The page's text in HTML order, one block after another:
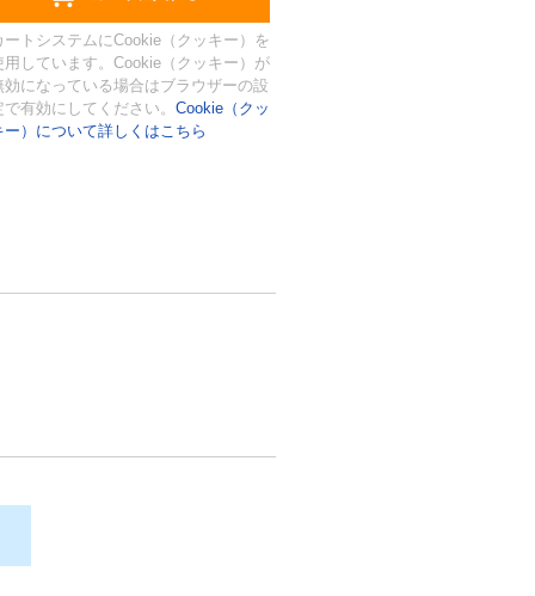
ートシステムにCookie（クッキー）を
用しています。Cookie（クッキー）が
効になっている場合はブラウザーの設
で有効にしてください。 Cookie（クッ
ー）について詳しくはこちら